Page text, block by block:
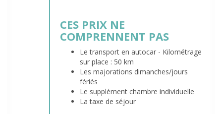
CES PRIX NE
COMPRENNENT PAS
Le transport en autocar - Kilométrage
sur place : 50 km
Les majorations dimanches/jours
fériés
Le supplément chambre individuelle
La taxe de séjour